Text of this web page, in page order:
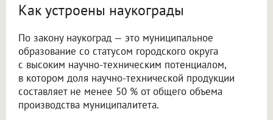
Как устроены наукограды
По закону наукоград — это муниципальное
образование со статусом городского округа
с высоким научно-техническим потенциалом,
в котором доля научно-технической продукции
составляет не менее 50 % от общего объема
производства муниципалитета.